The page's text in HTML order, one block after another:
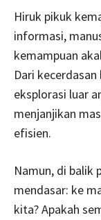
Hiruk pikuk
informasi,
kemampuan
Dari
eksplorasi luar
menjanjikan
efisien.
Namun, di balik
mendasar: ke
kita? Apakah